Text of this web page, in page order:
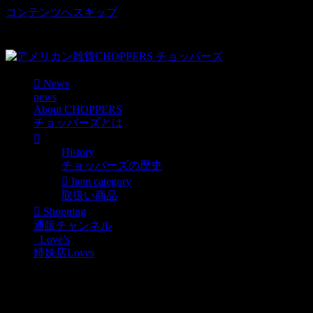
コンテンツへスキップ
News
news
About CHOPPERS
チョッパーズとは
History
チョッパーズの歴史
Item category
取扱い商品
Shopping
通販チャンネル
Love’s
姉妹店Loves